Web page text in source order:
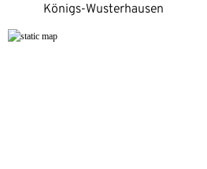
Königs-Wusterhausen